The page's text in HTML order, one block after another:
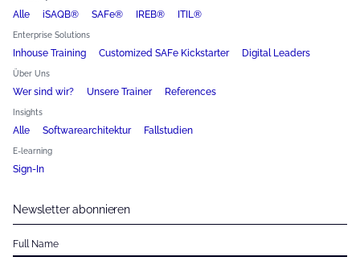
Alle iSAQB® SAFe® IREB® ITIL®
Enterprise Solutions
Inhouse Training Customized SAFe Kickstarter Digital Leaders
Über Uns
Wer sind wir? Unsere Trainer References
Insights
Alle Softwarearchitektur Fallstudien
E-learning
Sign-In
Newsletter abonnieren
Full Name